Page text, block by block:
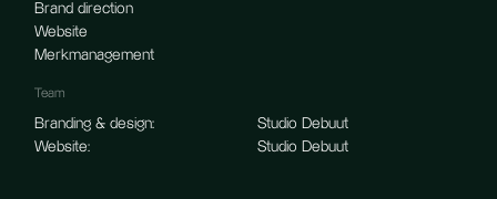
Brand direction
Website
Merkmanagement
Team
Branding & design:
Website:
Studio Debuut
Studio Debuut